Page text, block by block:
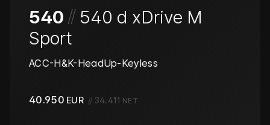
540 // 540 d xDrive M
Sport
ACC-H&K-HeadUp-Keyless
40.950 EUR // 34.411 NET